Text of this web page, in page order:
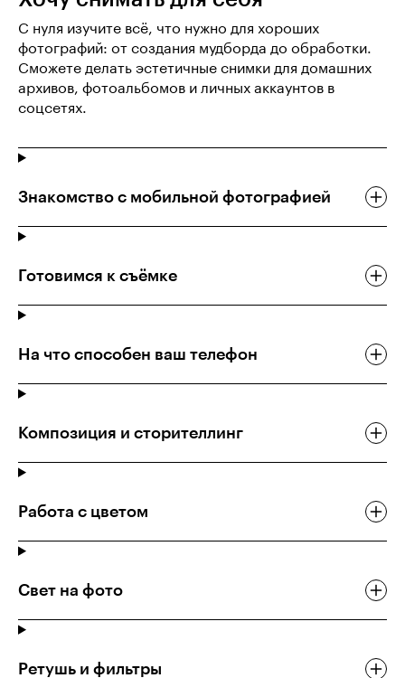
С нуля изучите всё, что нужно для хороших
фотографий: от создания мудборда до обработки.
Сможете делать эстетичные снимки для домашних
архивов, фотоальбомов и личных аккаунтов в
соцсетях.
Знакомство с мобильной фотографией
Готовимся к съёмке
На что способен ваш телефон
Композиция и сторителлинг
Работа с цветом
Свет на фото
Ретушь и фильтры